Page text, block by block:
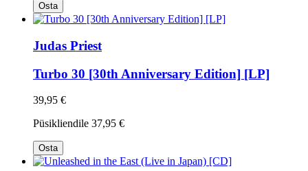
Osta
Judas Priest
Turbo 30 [30th Anniversary Edition] [LP]
39,95 €
Püsikliendile 37,95 €
Osta